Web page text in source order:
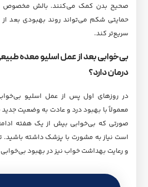
صحیح بدن کمک می‌کنند. بالش مخصوص
حمایتی شکم می‌تواند روند بهبودی بعد از
سریع‌تر کند.
بی‌خوابی بعد از عمل اسلیو معده
درمان دارد؟
در روزهای اول پس از عمل اسلیو
معمولاً با بهبود درد و عادت به وضعیت
صورتی که بی‌خوابی بیش از یک هفته
است نیاز به مشورت با پزشک داشته باشید.
و رعایت بهداشت خواب نیز در بهبود